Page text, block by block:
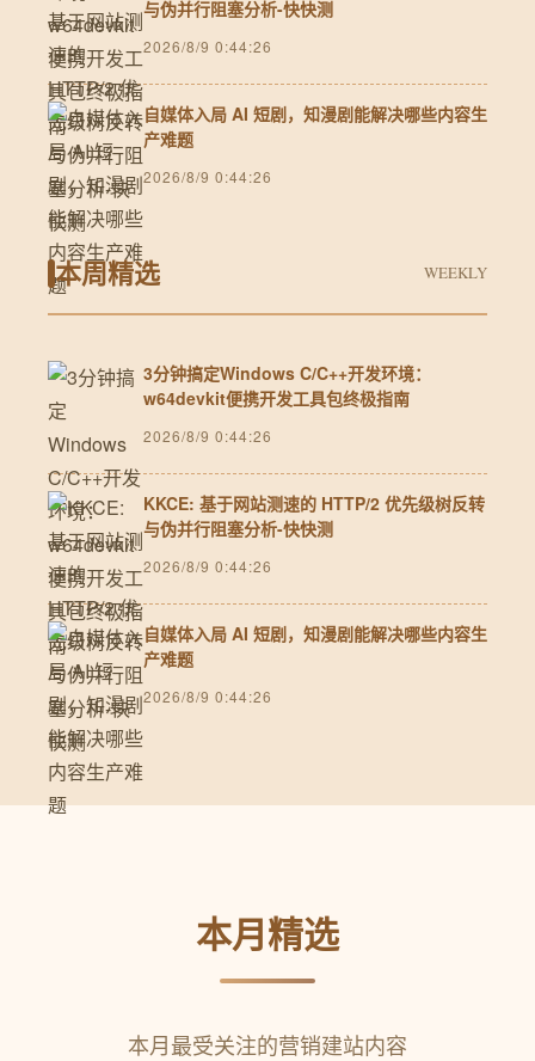
与伪并行阻塞分析-快快测
2026/8/9 0:44:26
自媒体入局 AI 短剧，知漫剧能解决哪些内容生
产难题
2026/8/9 0:44:26
本周精选 WEEKLY
3分钟搞定Windows C/C++开发环境：
w64devkit便携开发工具包终极指南
2026/8/9 0:44:26
KKCE: 基于网站测速的 HTTP/2 优先级树反转
与伪并行阻塞分析-快快测
2026/8/9 0:44:26
自媒体入局 AI 短剧，知漫剧能解决哪些内容生
产难题
2026/8/9 0:44:26
本月精选
本月最受关注的营销建站内容